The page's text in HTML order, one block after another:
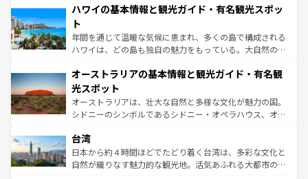
着のスイス情報はコンテンツ一覧を参照してほしい。
のような巨大都市は、観光、ショッピング、エンターテイ
ンメントが詰まった刺激的なスポットだ。一方、アメリカ
西部には大自然が広がり、グランドキャニオンやイエロー
ストーン国立公園といった絶景が堪能できる。さらに、南
文化が魅力。旅行者はアメリカの各地域で異なる魅力を楽
しみながら、その多様性と豊かな歴史を感じることができ
るだろう。車でのロードトリップや列車の旅も、アメリカ
ならではの贅沢な旅のスタイルだ。 なお、新着のアメリカ
情報は コンテンツ一覧 を参照してほしい。
ハワイの基本情報と観光ガイド・有名観光スポッ
ト
年間を通じて温暖な気候に恵まれ、多くの島で構成される
ハワイは、どの島も独自の魅力をもっている。大自然の神
ワイ島は見逃せない。また、定番の観光地といえばオアフ
島だが、静かな自然を求めるならマウイ島やカウアイ島が
おすすめ。エメラルドグリーンに輝く海をはじめ、豊かな
文化や歴史が息づいている。「アロハスピリット」と呼ば
人々、おいしいローカルフードやハワイアンミュージッ
ク、伝統的なフラダンスなど、すべてがハワイの魅力を彩
っている。訪れるたびに新しい発見と感動が待っているハ
オーストラリアの基本情報と観光ガイド・有名観
光スポット
オーストラリアは、壮大な自然と多様な文化が魅力の国。
シドニーのシンボルであるシドニー・オペラハウス、オー
リアリーフや大陸中央部にそびえるウルル（エアーズロッ
ク）、タスマニアの美しい原生林やケアンズの熱帯雨林な
ど、見どころがたくさん。また、カフェやワイン、オージ
台湾
日本から約４時間ほどでたどり着く台湾は、多彩な文化と
自然が織りなす魅力的な観光地。活気あふれる大都市の台